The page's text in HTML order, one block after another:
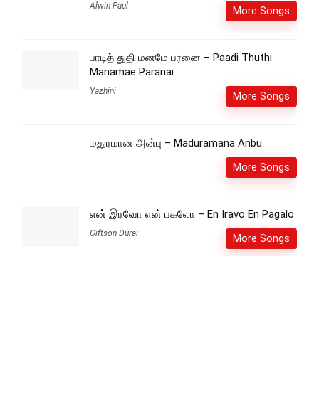
Alwin Paul More Songs
பாடித் துதி மனமே பரனை – Paadi Thuthi
Manamae Paranai
Yazhini More Songs
மதுரமான அன்பு – Maduramana Anbu
More Songs
என் இரவோ என் பகலோ – En Iravo En Pagalo
Giftson Durai More Songs